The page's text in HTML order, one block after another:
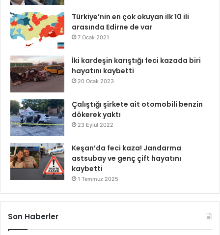
Türkiye’nin en çok okuyan ilk 10 ili
arasında Edirne de var
7 Ocak 2021
İki kardeşin karıştığı feci kazada biri
hayatını kaybetti
20 Ocak 2023
Çalıştığı şirkete ait otomobili benzin
dökerek yaktı
23 Eylül 2022
Keşan’da feci kaza! Jandarma
astsubay ve genç çift hayatını
kaybetti
1 Temmuz 2025
Son Haberler